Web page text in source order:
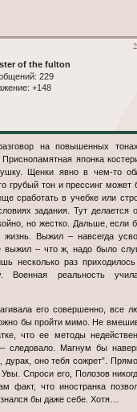
of the fulton
229
+148
Приснопамятная японка
Щенки явно в чем-то
грубый тон и прессинг может
сработать в учебке или
задания. Тут делается
но жестко. Дальше, если
жизнь. Выжил – навсегда
выжил – что ж, надо было
несколько раз
Военная реальность
бы пройти мимо. Не
что ее методы
следовало. Магнум бы
дурак, оно тебя сожрет”. Прямо
Спроси его, Полозов
факт, что иностранка
бы даже себе. Хотя…